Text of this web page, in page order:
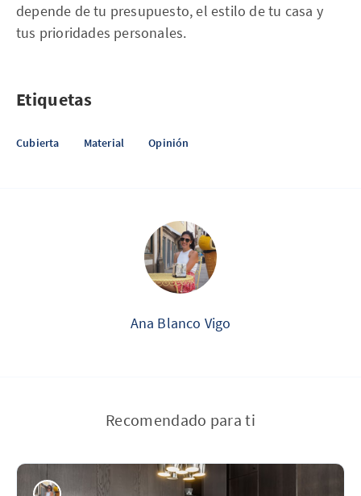
depende de tu presupuesto, el estilo de tu casa y
tus prioridades personales.
Etiquetas
Cubierta Material Opinión
Ana Blanco Vigo
Recomendado para ti